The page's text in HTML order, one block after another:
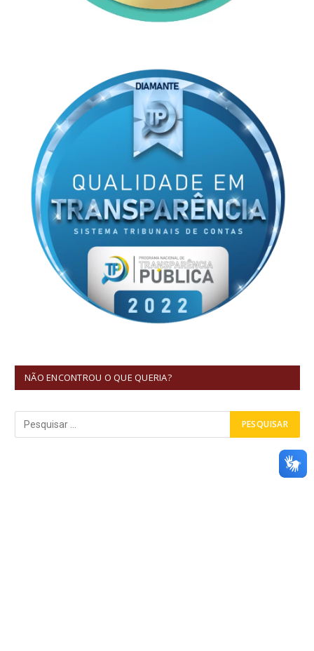
NÃO ENCONTROU O QUE QUERIA?